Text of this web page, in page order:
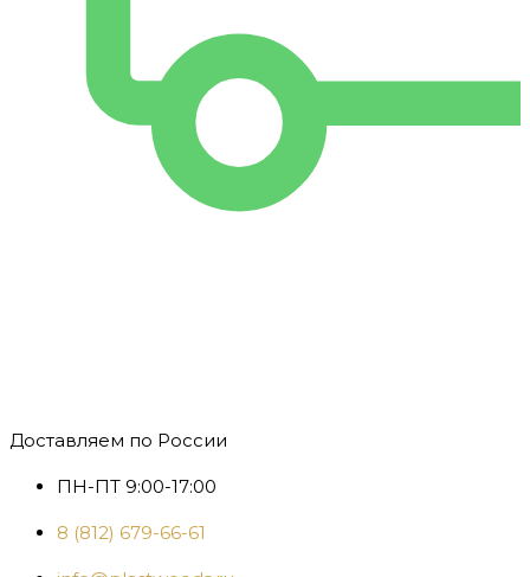
Доставляем по России
ПН-ПТ 9:00-17:00
8 (812) 679-66-61